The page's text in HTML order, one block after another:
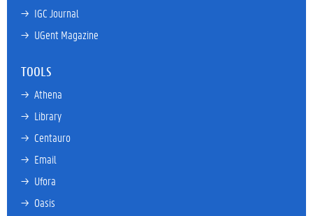
→ IGC Journal
→ UGent Magazine
TOOLS
→ Athena
→ Library
→ Centauro
→ Email
→ Ufora
→ Oasis